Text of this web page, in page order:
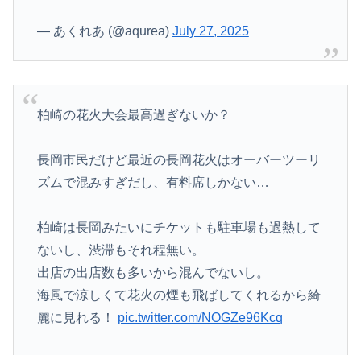
— あくれあ (@aqurea) July 27, 2025
柏崎の花火大会最高過ぎないか？
長岡市民だけど最近の長岡花火はオーバーツーリ
ズムで混みすぎだし、有料席しかない…
柏崎は長岡みたいにチケットも駐車場も過熱して
ないし、渋滞もそれ程無い。
出店の出店数も多いから混んでないし。
海風で涼しくて花火の煙も飛ばしてくれるから綺
麗に見れる！ pic.twitter.com/NOGZe96Kcq